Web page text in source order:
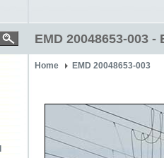
EMD 20048653-003 -
Home EMD 20048653-003